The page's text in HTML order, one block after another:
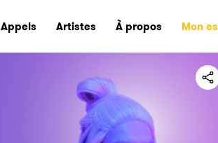
Appels Artistes À propos Mon